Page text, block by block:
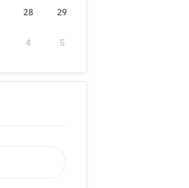
28 29
4 5